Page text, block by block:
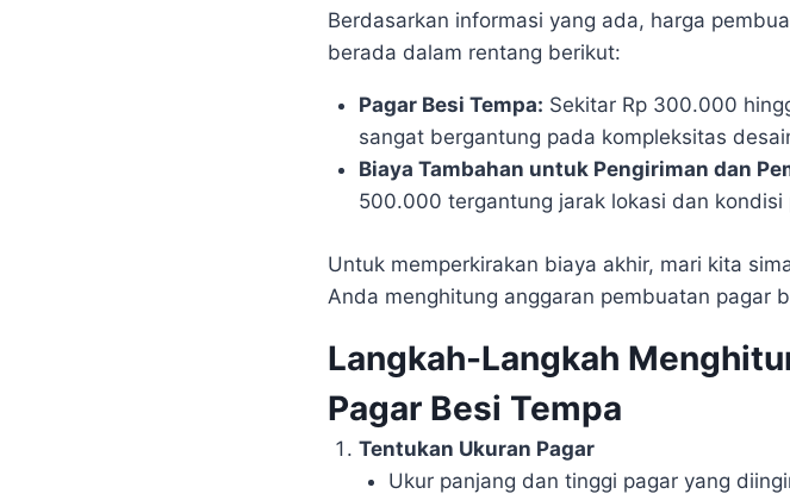
Berdasarkan informasi yang ada, harga
berada dalam rentang berikut:
Pagar Besi Tempa: Sekitar Rp 300.000
sangat bergantung pada kompleksitas
Biaya Tambahan untuk Pengiriman dan
500.000 tergantung jarak lokasi dan kondisi
Untuk memperkirakan biaya akhir, mari kita
Anda menghitung anggaran pembuatan pagar
Langkah-Langkah
Pagar Besi Tempa
Tentukan Ukuran Pagar
Ukur panjang dan tinggi pagar yang